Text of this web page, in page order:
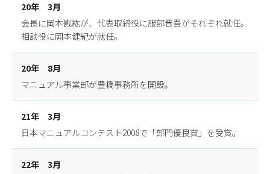
20年 3月
会長に岡本戡紘が、代表取締役に服部晋吾がそれぞれ就任。
相談役に岡本健紀が就任。
20年 8月
マニュアル事業部が豊橋事務所を開設。
21年 3月
日本マニュアルコンテスト2008で「部門優良賞」を受賞。
22年 3月